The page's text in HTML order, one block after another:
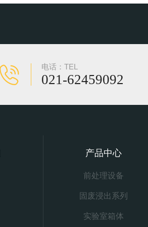
电话：TEL
021-62459092
产品中心
前处理设备
固废浸出系列
实验室箱体